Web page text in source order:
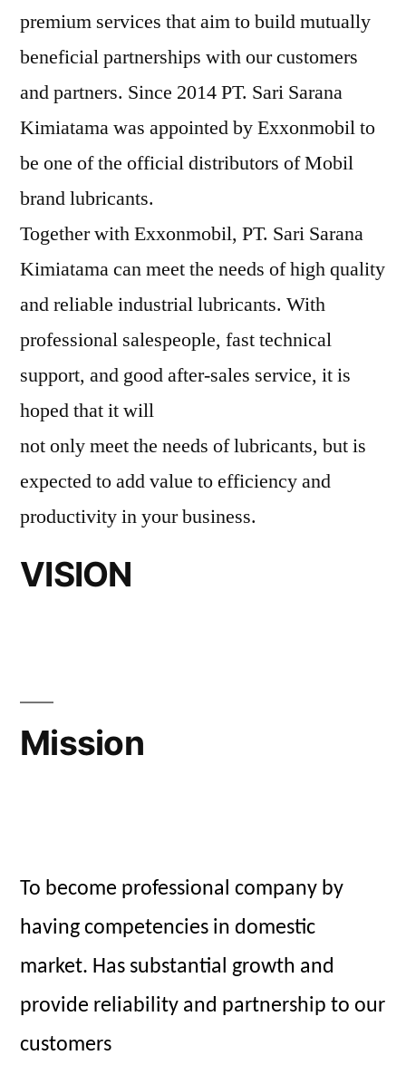
premium services that aim to build mutually
beneficial partnerships with our customers
and partners. Since 2014 PT. Sari Sarana
Kimiatama was appointed by Exxonmobil to
be one of the official distributors of Mobil
brand lubricants.
Together with Exxonmobil, PT. Sari Sarana
Kimiatama can meet the needs of high quality
and reliable industrial lubricants. With
professional salespeople, fast technical
support, and good after-sales service, it is
hoped that it will
not only meet the needs of lubricants, but is
expected to add value to efficiency and
productivity in your business.
VISION
Mission
To become professional company by
having competencies in domestic
market. Has substantial growth and
provide reliability and partnership to our
customers